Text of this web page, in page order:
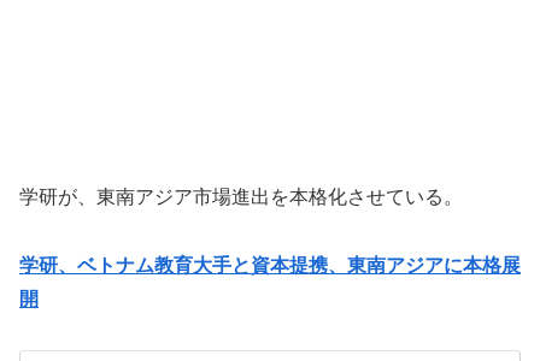
学研が、東南アジア市場進出を本格化させている。
学研、ベトナム教育大手と資本提携、東南アジアに本格展
開